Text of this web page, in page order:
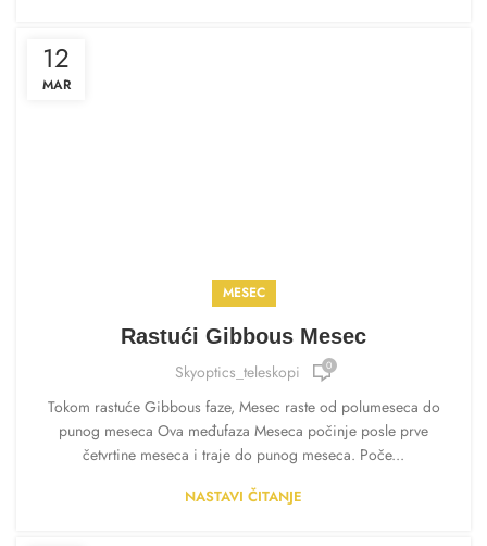
12
MAR
MESEC
Rastući Gibbous Mesec
Skyoptics_teleskopi 0
Tokom rastuće Gibbous faze, Mesec raste od polumeseca do
punog meseca Ova međufaza Meseca počinje posle prve
četvrtine meseca i traje do punog meseca. Poče...
NASTAVI ČITANJE